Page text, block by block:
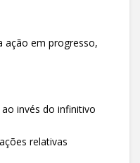
ação em progresso,
ao invés do infinitivo
relativas